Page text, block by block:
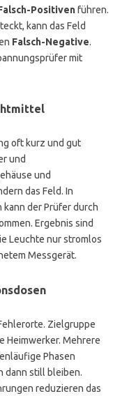
Positivenführen.
kann das Feld
Falsch-Negative.
mit
oft kurz und gut
und
und
das Feld. In
der Prüfer durch
Ergebnis sind
Leuchte nur stromlos
Messgerät.
Zielgruppe
Heimwerker. Mehrere
Phasen
dann still bleiben.
reduzieren das